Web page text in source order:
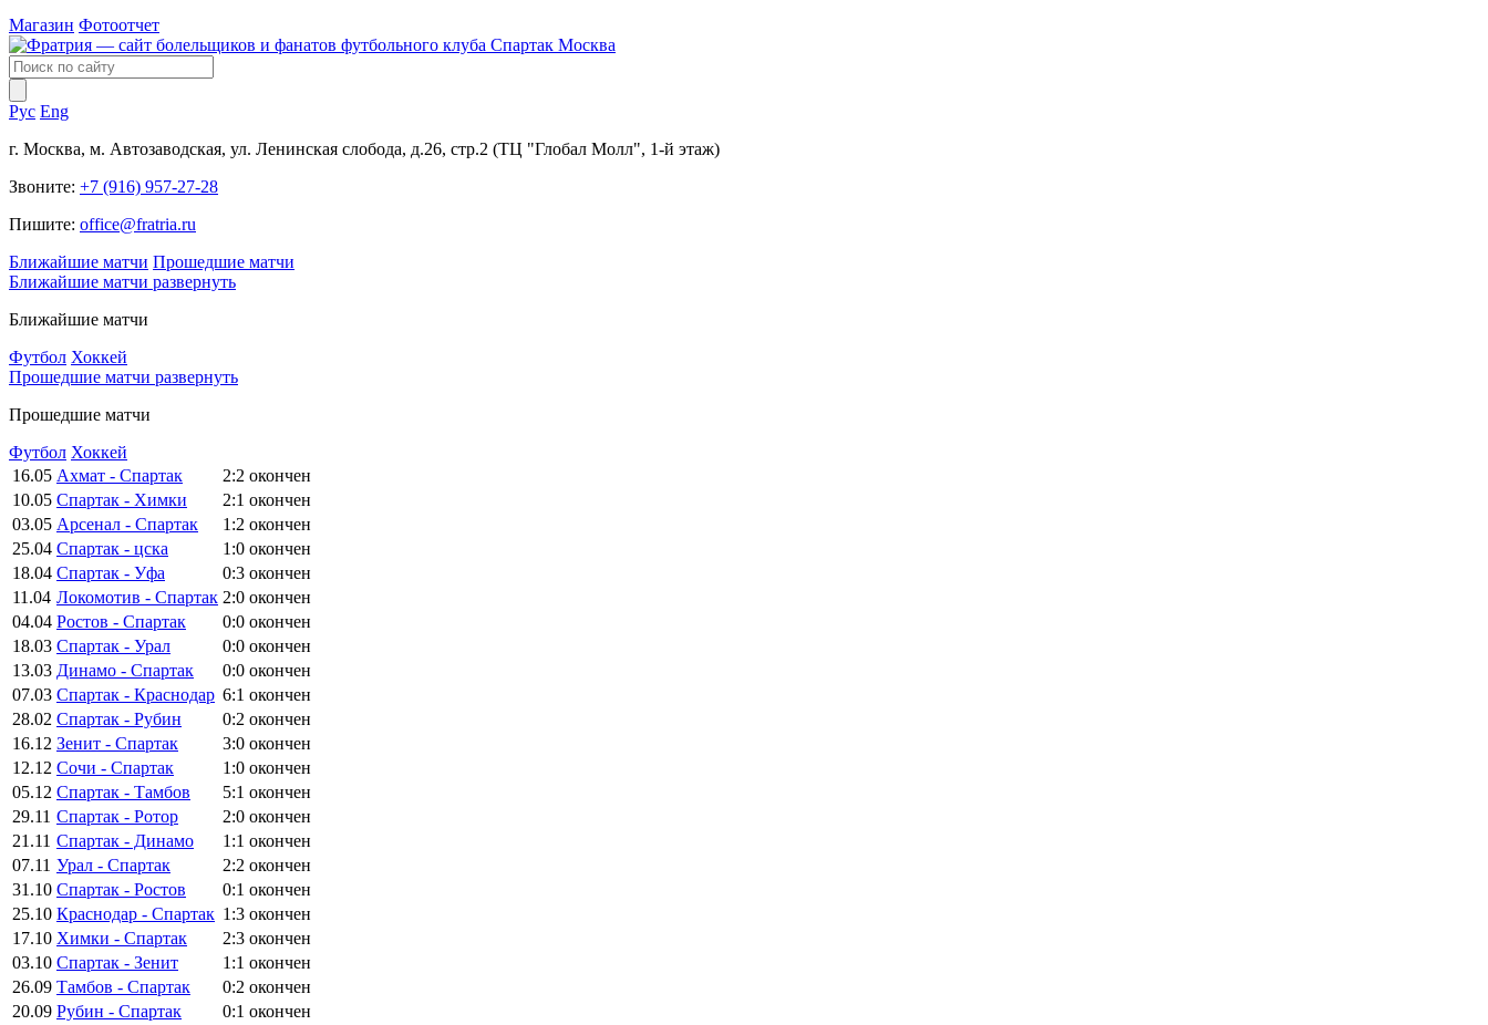
Магазин Фотоотчет
Рус Eng
г. Москва, м. Автозаводская, ул. Ленинская слобода, д.26, стр.2 (ТЦ "Глобал Молл", 1-й этаж)
Звоните: +7 (916) 957-27-28
Пишите: office@fratria.ru
Ближайшие матчи Прошедшие матчи
Ближайшие матчи развернуть
Ближайшие матчи
Футбол Хоккей
Прошедшие матчи развернуть
Прошедшие матчи
Футбол Хоккей
16.05 Ахмат - Спартак 2:2 окончен
10.05 Спартак - Химки 2:1 окончен
03.05 Арсенал - Спартак 1:2 окончен
25.04 Спартак - цска 1:0 окончен
18.04 Спартак - Уфа 0:3 окончен
11.04 Локомотив - Спартак 2:0 окончен
04.04 Ростов - Спартак 0:0 окончен
18.03 Спартак - Урал 0:0 окончен
13.03 Динамо - Спартак 0:0 окончен
07.03 Спартак - Краснодар 6:1 окончен
28.02 Спартак - Рубин 0:2 окончен
16.12 Зенит - Спартак 3:0 окончен
12.12 Сочи - Спартак 1:0 окончен
05.12 Спартак - Тамбов 5:1 окончен
29.11 Спартак - Ротор 2:0 окончен
21.11 Спартак - Динамо 1:1 окончен
07.11 Урал - Спартак 2:2 окончен
31.10 Спартак - Ростов 0:1 окончен
25.10 Краснодар - Спартак 1:3 окончен
17.10 Химки - Спартак 2:3 окончен
03.10 Спартак - Зенит 1:1 окончен
26.09 Тамбов - Спартак 0:2 окончен
20.09 Рубин - Спартак 0:1 окончен